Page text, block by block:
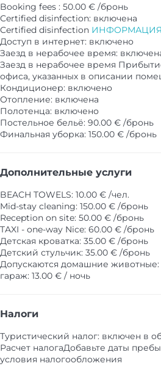
Booking fees : 50.00 € /бронь
Certified disinfection: включена
Certified disinfection ИНФОРМАЦИЯ
Доступ в интернет: включено
Заезд в нерабочее время:
Заезд в нерабочее время
офиса, указанных в описании
Кондиционер: включено
Отопление: включена
Полотенца: включено
Постельное бельё: 90.00 € /бронь
Финальная уборка: 150.00 € /бронь
Дополнительные услуги
BEACH TOWELS: 10.00 € /чел.
Mid-stay cleaning: 150.00 € /бронь
Reception on site: 50.00 € /бронь
TAXI - one-way Nice: 60.00 € /бронь
Детская кроватка: 35.00 € /бронь
Детский стульчик: 35.00 € /бронь
Допускаются домашние
гараж: 13.00 € / ночь
Налоги
Туристический налог: включен в
Расчет налогаДобавьте даты
условия налогообложения